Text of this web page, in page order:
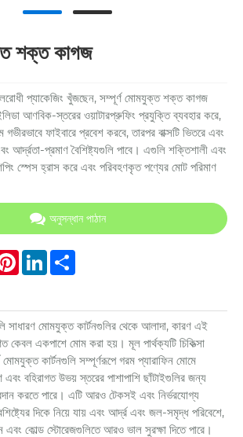
শক্ত কাগজ
প্যাকেজিং খুঁজছেন, সম্পূর্ণ মোমযুক্ত শক্ত কাগজ
আণবিক-স্তরের ওয়াটারপ্রুফিং প্রযুক্তি ব্যবহার করে,
ফাইবারে প্রবেশ করবে, তারপর বাক্সটি ভিতরে এবং
আর্দ্রতা-প্রমাণ বৈশিষ্ট্যগুলি পাবে। এগুলি শক্তিশালী এবং
স্পেস হ্রাস করে এবং পরিবহণকৃত পণ্যের মোট পরিমাণ
অনুসন্ধান পাঠান
PinterestLinkedIn
সাধারণ মোমযুক্ত কার্টনগুলির থেকে আলাদা, কারণ এই
কেবল একপাশে মোম করা হয়। মূল পার্থক্যটি চিকিত্সা
কার্টনগুলি সম্পূর্ণরূপে গরম প্যারাফিন মোমে
বহিরাগত উভয় স্তরের পাশাপাশি ছাঁটাইগুলির জন্য
করতে পারে। এটি আরও টেকসই এবং নির্ভরযোগ্য
দিকে নিয়ে যায় এবং আর্দ্র এবং জল-সমৃদ্ধ পরিবেশে,
এবং কোল্ড স্টোরেজগুলিতে আরও ভাল সুরক্ষা দিতে পারে।